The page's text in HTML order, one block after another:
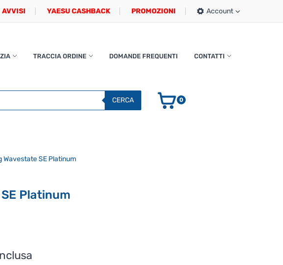
AVVISI YAESU CASHBACK PROMOZIONI Account
TRACCIA ORDINE DOMANDE FREQUENTI CONTATTI
CERCA 0
Wavestate SE Platinum
Platinum